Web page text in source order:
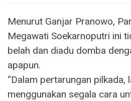
Menurut Ganjar Pranowo,
Megawati Soekarnoputri ini
belah dan diadu domba
apapun.
“Dalam pertarungan pilkada,
menggunakan segala cara